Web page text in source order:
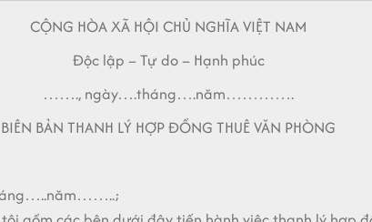
CỘNG HÒA XÃ HỘI CHỦ NGHĨA VIỆT NAM
Độc lập – Tự do – Hạnh phúc
……., ngày….tháng….năm………….
BIÊN BẢN THANH LÝ HỢP ĐỒNG THUÊ VĂN PHÒNG